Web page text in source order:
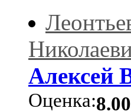
Алексей
Оценка: